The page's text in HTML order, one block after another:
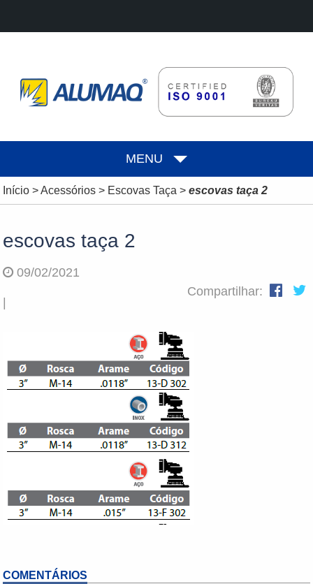
MENU
Início>Acessórios> Escovas Taça > escovas taça 2
escovas taça 2
09/02/2021
|
Compartilhar:
COMENTÁRIOS